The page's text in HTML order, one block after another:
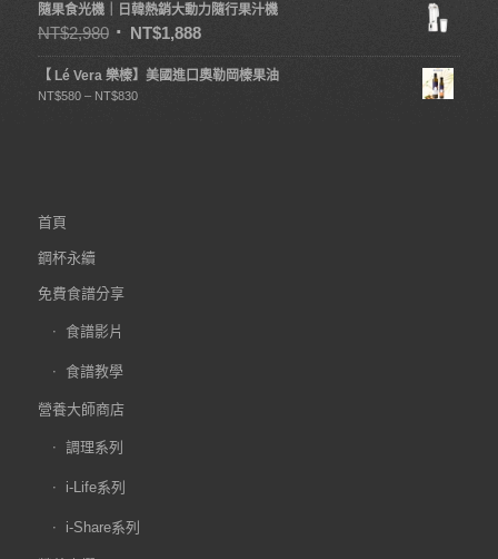
隨果食光機｜日韓熱銷大動力隨行果汁機
NT$2,980 NT$1,888
【 Lé Vera 樂榛】美國進口奧勒岡榛果油
NT$580 – NT$830
首頁
鋼杯永續
免費食譜分享
食譜影片
食譜教學
營養大師商店
調理系列
i-Life系列
i-Share系列